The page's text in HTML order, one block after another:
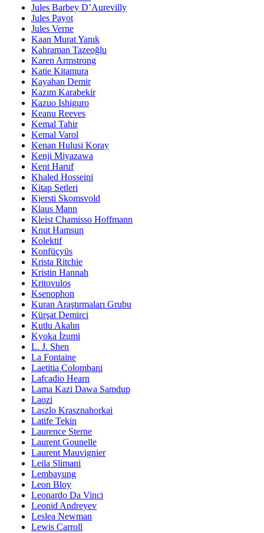
Jules Barbey D’Aurevilly
Jules Payot
Jules Verne
Kaan Murat Yanık
Kahraman Tazeoğlu
Karen Armstrong
Katie Kitamura
Kayahan Demir
Kazım Karabekir
Kazuo Ishiguro
Keanu Reeves
Kemal Tahir
Kemal Varol
Kenan Hulusi Koray
Kenji Miyazawa
Kent Haruf
Khaled Hosseini
Kitap Setleri
Kjersti Skomsvold
Klaus Mann
Kleist Chamisso Hoffmann
Knut Hamsun
Kolektif
Konfüçyüs
Krista Ritchie
Kristin Hannah
Kritovulos
Ksenophon
Kuran Araştırmaları Grubu
Kürşat Demirci
Kutlu Akalın
Kyoka İzumi
L. J. Shen
La Fontaine
Laetitia Colombani
Lafcadio Hearn
Lama Kazi Dawa Samdup
Laozi
Laszlo Krasznahorkai
Latife Tekin
Laurence Sterne
Laurent Gounelle
Laurent Mauvignier
Leila Slimani
Lembayung
Leon Bloy
Leonardo Da Vinci
Leonid Andreyev
Leslea Newman
Lewis Carroll